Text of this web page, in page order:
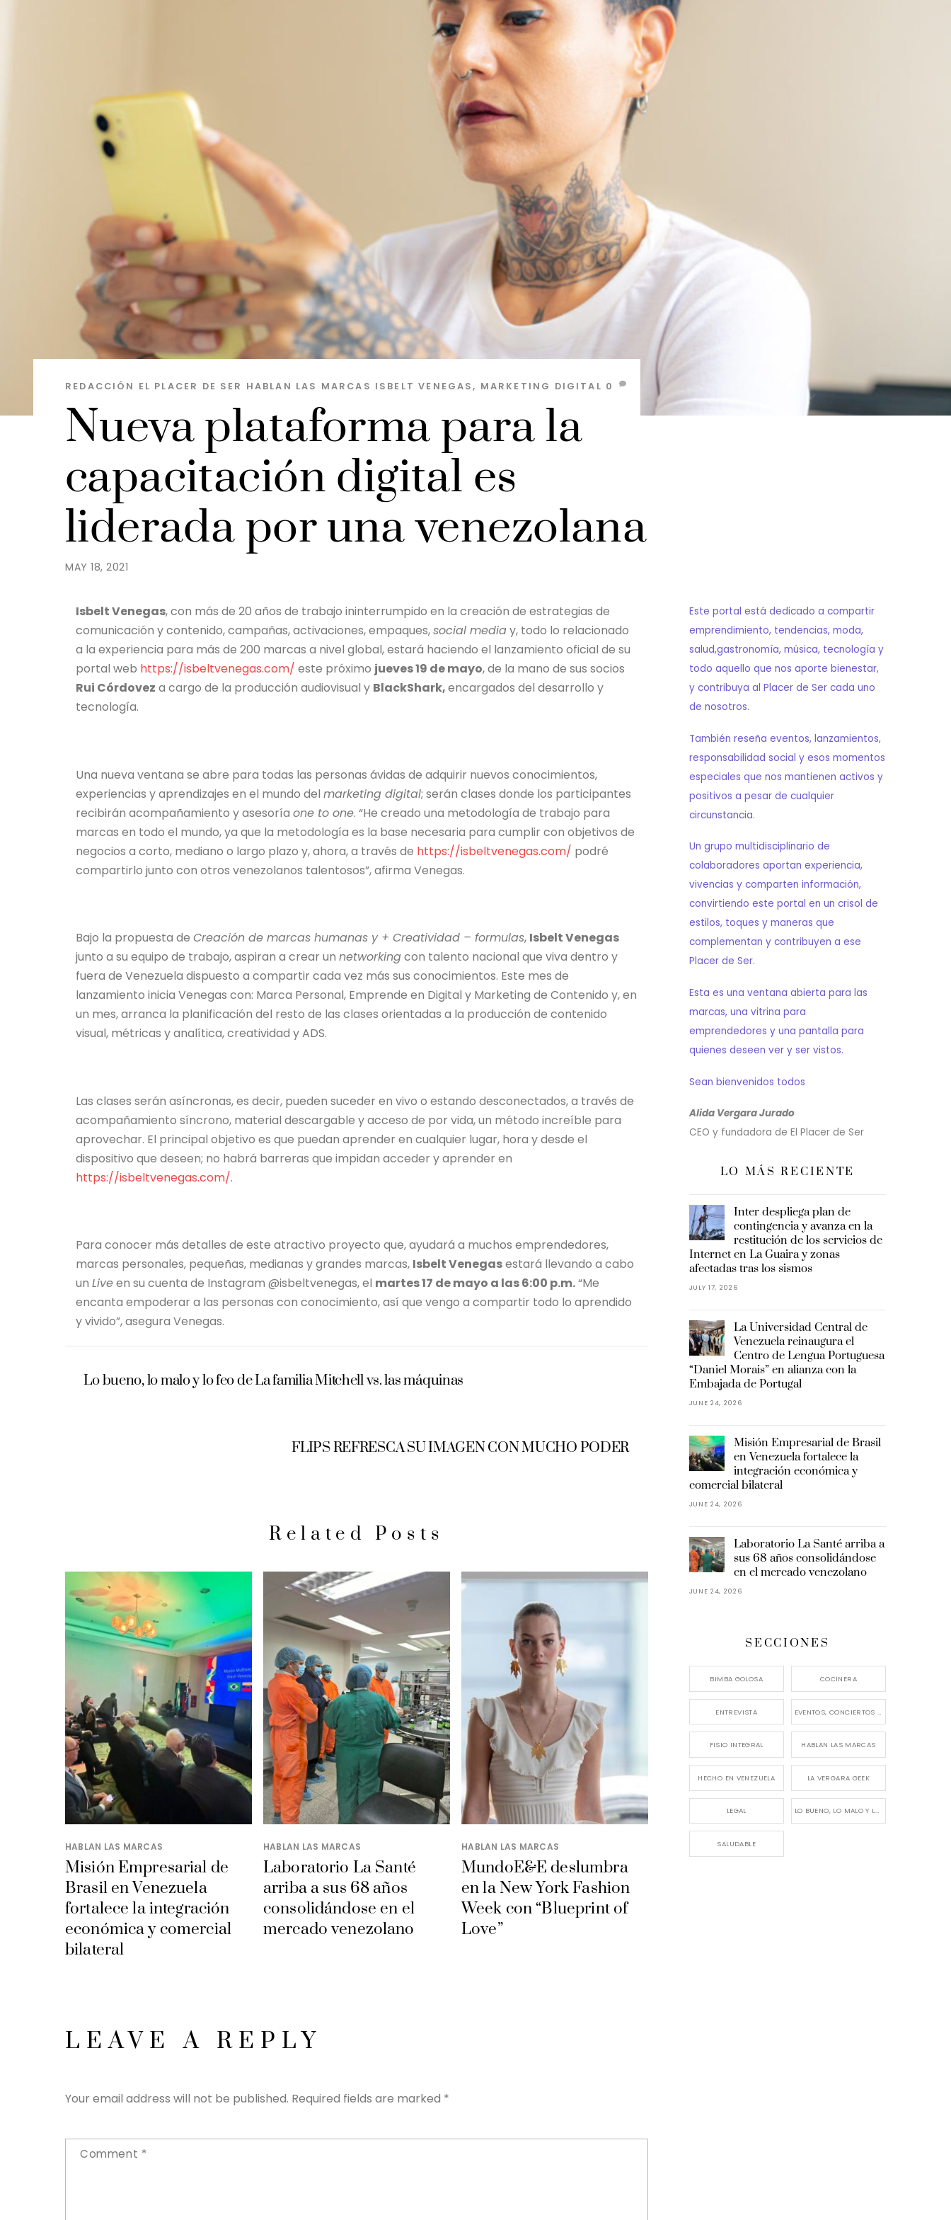
MAY 18, 2021
Nueva plataforma para la
capacitación digital es
liderada por una venezolana
REDACCIÓN EL PLACER DE SER HABLAN LAS MARCAS ISBELT VENEGAS, MARKETING DIGITAL 0
Isbelt Venegas, con más de 20 años de trabajo ininterrumpido en la creación de estrategias de
comunicación y contenido, campañas, activaciones, empaques,social mediay, todo lo relacionado
a la experiencia para más de 200 marcas a nivel global, estará haciendo el lanzamiento oficial de su
portal web https://isbeltvenegas.com/ este próximo jueves 19 de mayo, de la mano de sus socios
Rui Córdovez a cargo de la producción audiovisual y BlackShark,encargados del desarrollo y
tecnología.
Una nueva ventana se abre para todas las personas ávidas de adquirir nuevos conocimientos,
experiencias y aprendizajes en el mundo del marketing digital; serán clases donde los participantes
recibirán acompañamiento y asesoría one to one. “He creado una metodología de trabajo para
marcas en todo el mundo, ya que la metodología es la base necesaria para cumplir con objetivos de
negocios a corto, mediano o largo plazo y, ahora, a través de https://isbeltvenegas.com/ podré
compartirlo junto con otros venezolanos talentosos”, afirma Venegas.
Bajo la propuesta de Creación de marcas humanas y + Creatividad – formulas, Isbelt Venegas
junto a su equipo de trabajo, aspiran a crear un networkingcon talento nacional que viva dentro y
fuera de Venezuela dispuesto a compartir cada vez más sus conocimientos. Este mes de
lanzamiento inicia Venegas con: Marca Personal, Emprende en Digital y Marketing de Contenido y, en
un mes, arranca la planificación del resto de las clases orientadas a la producción de contenido
visual, métricas y analítica, creatividad y ADS.
Las clases serán asíncronas, es decir, pueden suceder en vivo o estando desconectados, a través de
acompañamiento síncrono, material descargable y acceso de por vida, un método increíble para
aprovechar. El principal objetivo es que puedan aprender en cualquier lugar, hora y desde el
dispositivo que deseen; no habrá barreras que impidan acceder y aprender en
https://isbeltvenegas.com/.
Para conocer más detalles de este atractivo proyecto que, ayudará a muchos emprendedores,
marcas personales, pequeñas, medianas y grandes marcas, Isbelt Venegasestará llevando a cabo
un Liveen su cuenta de Instagram @isbeltvenegas, el martes 17 de mayo a las 6:00 p.m.“Me
encanta empoderar a las personas con conocimiento, así que vengo a compartir todo lo aprendido
y vivido”, asegura Venegas.
Lo bueno, lo malo y lo feo de La familia Mitchell vs. las máquinas
FLIPS REFRESCA SU IMAGEN CON MUCHO PODER
Related Posts
HABLAN LAS MARCAS
Misión Empresarial de
Brasil en Venezuela
fortalece la integración
económica y comercial
bilateral
HABLAN LAS MARCAS
Laboratorio La Santé
arriba a sus 68 años
consolidándose en el
mercado venezolano
HABLAN LAS MARCAS
MundoE&E deslumbra
en la New York Fashion
Week con “Blueprint of
Love”
LEAVE A REPLY
Your email address will not be published. Required fields are marked *
Comment *
Este portal está dedicado a compartir
emprendimiento, tendencias, moda,
salud,gastronomía, música, tecnología y
todo aquello que nos aporte bienestar,
y contribuya al Placer de Ser cada uno
de nosotros.
También reseña eventos, lanzamientos,
responsabilidad social y esos momentos
especiales que nos mantienen activos y
positivos a pesar de cualquier
circunstancia.
Un grupo multidisciplinario de
colaboradores aportan experiencia,
vivencias y comparten información,
convirtiendo este portal en un crisol de
estilos, toques y maneras que
complementan y contribuyen a ese
Placer de Ser.
Esta es una ventana abierta para las
marcas, una vitrina para
emprendedores y una pantalla para
quienes deseen ver y ser vistos.
Sean bienvenidos todos
Alida Vergara Jurado
CEO y fundadora de El Placer de Ser
LO MÁS RECIENTE
Inter despliega plan de
contingencia y avanza en la
restitución de los servicios de
Internet en La Guaira y zonas
afectadas tras los sismos
JULY 17, 2026
La Universidad Central de
Venezuela reinaugura el
Centro de Lengua Portuguesa
“Daniel Morais” en alianza con la
Embajada de Portugal
JUNE 24, 2026
Misión Empresarial de Brasil
en Venezuela fortalece la
integración económica y
comercial bilateral
JUNE 24, 2026
Laboratorio La Santé arriba a
sus 68 años consolidándose
en el mercado venezolano
JUNE 24, 2026
SECCIONES
BIMBA GOLOSA COCINERA
ENTREVISTA
FISIO INTEGRAL HABLAN LAS MARCAS
HECHO EN VENEZUELA LA VERGARA GEEK
LEGAL LO BUENO, LO MALO Y LO FEO
SALUDABLE